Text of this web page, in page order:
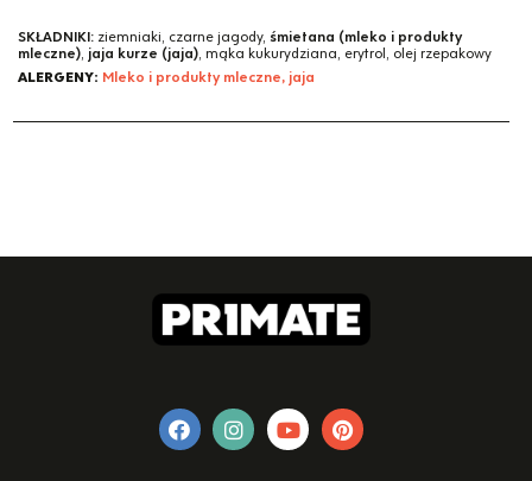
SKŁADNIKI: ziemniaki, czarne jagody, śmietana (mleko i produkty
mleczne), jaja kurze (jaja), mąka kukurydziana, erytrol, olej rzepakowy
ALERGENY: Mleko i produkty mleczne, jaja